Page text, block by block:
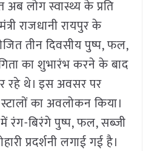
अब लोग स्वास्थ्य के प्रति
राजधानी रायपुर के
तीन दिवसीय पुष्प, फल,
का शुभारंभ करने के बाद
रहे थे। इस अवसर पर
स्टालों का अवलोकन किया।
में रंग-बिरंगे पुष्प, फल, सब्जी
प्रदर्शनी लगाई गई है।